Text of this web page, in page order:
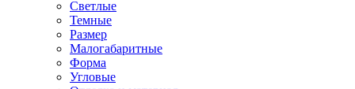
Светлые
Темные
Размер
Малогабаритные
Форма
Угловые